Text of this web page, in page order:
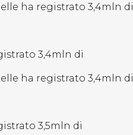
ha registrato 3,4mln di
3,4mln di
ha registrato 3,4mln di
3,5mln di